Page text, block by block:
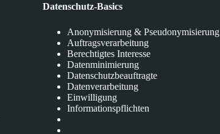
Datenschutz-Basics
Anonymisierung & Pseudonymisierung
Auftragsverarbeitung
Berechtigtes Interesse
Datenminimierung
Datenschutzbeauftragte
Datenverarbeitung
Einwilligung
Informationspflichten